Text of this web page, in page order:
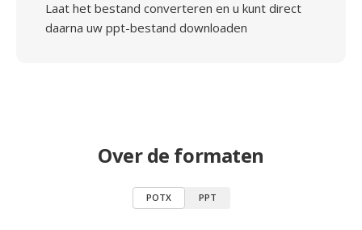
Laat het bestand converteren en u kunt direct
daarna uw ppt-bestand downloaden
Over de formaten
POTX PPT